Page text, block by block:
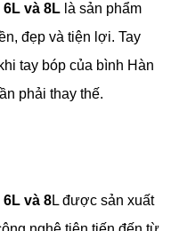
và 8L là sản phẩm
đẹp và tiện lợi. Tay
tay bóp của bình Hàn
phải thay thế.
và 8L được sản xuất